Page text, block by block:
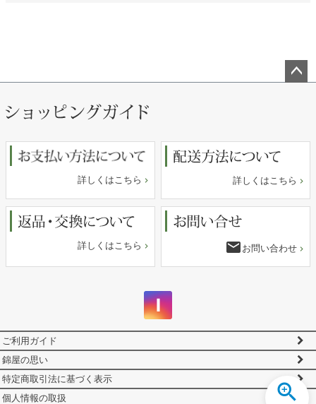
詳しくはこちら 詳しくはこちら
詳しくはこちら email お問い合わせ
ご利用ガイド
錦屋の思い
特定商取引法に基づく表示
個人情報の取扱